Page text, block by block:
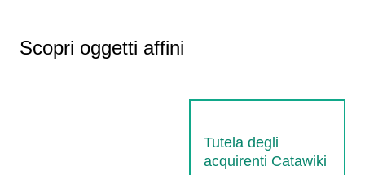
Scopri oggetti affini
Tutela degli
acquirenti Catawiki